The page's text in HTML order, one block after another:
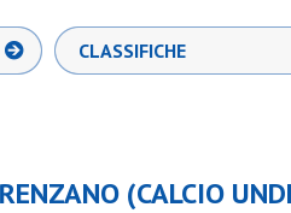
CLASSIFICHE
(CALCIO